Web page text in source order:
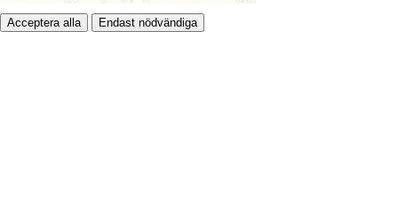
Acceptera alla Endast nödvändiga